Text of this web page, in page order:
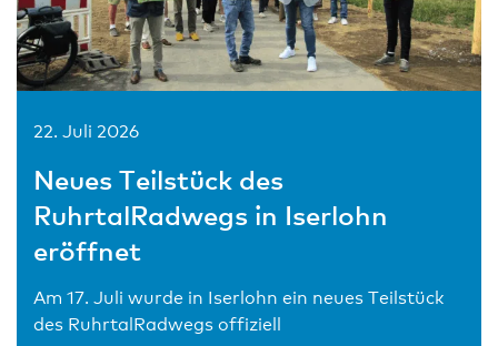
22. Juli 2026
Neues Teilstück des
RuhrtalRadwegs in Iserlohn
eröffnet
Am 17. Juli wurde in Iserlohn ein neues Teilstück
des RuhrtalRadwegs offiziell